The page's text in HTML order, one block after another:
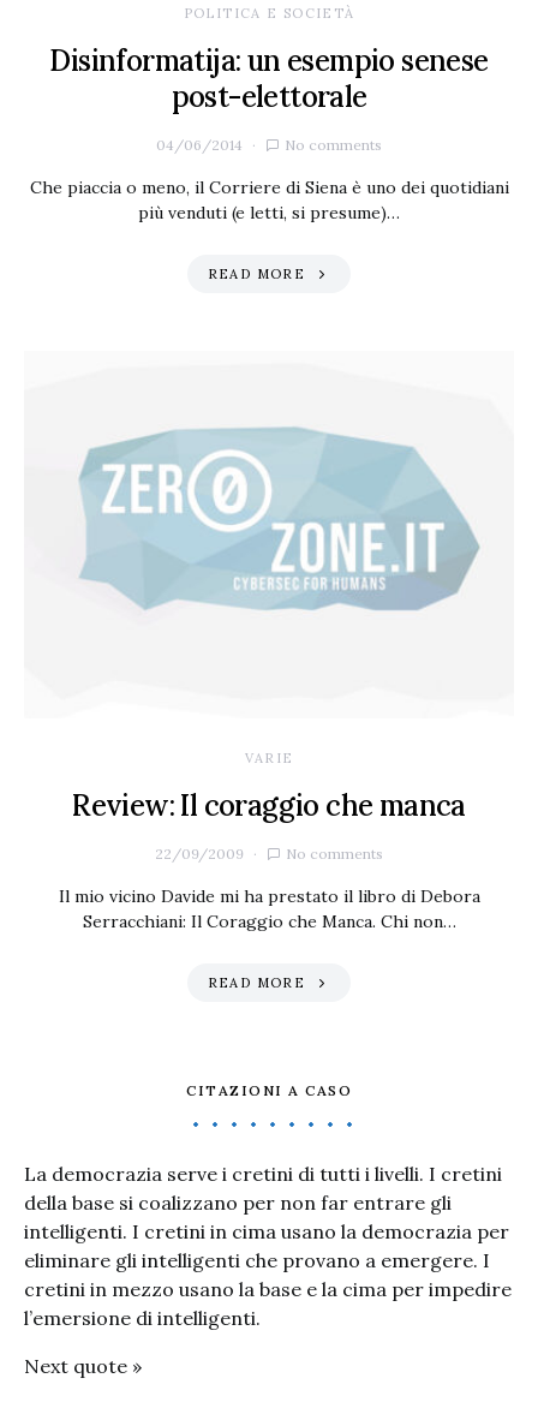
POLITICA E SOCIETÀ
Disinformatija: un esempio senese
post-elettorale
04/06/2014 No comments
Che piaccia o meno, il Corriere di Siena è uno dei quotidiani
più venduti (e letti, si presume)…
READ MORE
VARIE
Review: Il coraggio che manca
22/09/2009 No comments
Il mio vicino Davide mi ha prestato il libro di Debora
Serracchiani: Il Coraggio che Manca. Chi non…
READ MORE
CITAZIONI A CASO
La democrazia serve i cretini di tutti i livelli. I cretini
della base si coalizzano per non far entrare gli
intelligenti. I cretini in cima usano la democrazia per
eliminare gli intelligenti che provano a emergere. I
cretini in mezzo usano la base e la cima per impedire
l’emersione di intelligenti.
Next quote »